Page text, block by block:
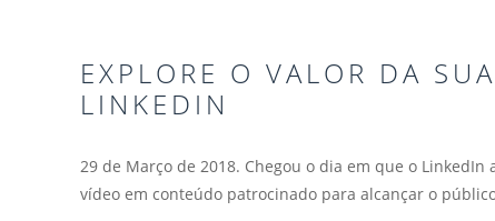
EXPLORE O VALOR DA
LINKEDIN
29 de Março de 2018. Chegou o dia em que o
vídeo em conteúdo patrocinado para alcançar o